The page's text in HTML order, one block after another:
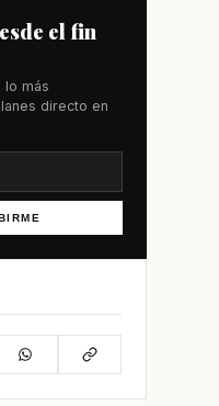
el fin
lo más
directo en